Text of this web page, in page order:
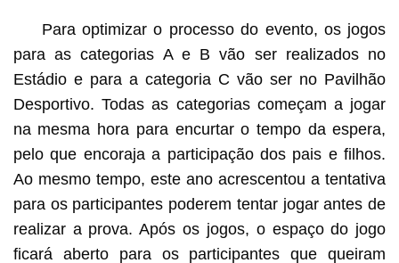
Para optimizar o processo do evento, os jogos
para as categorias A e B vão ser realizados no
Estádio e para a categoria C vão ser no Pavilhão
Desportivo. Todas as categorias começam a jogar
na mesma hora para encurtar o tempo da espera,
pelo que encoraja a participação dos pais e filhos.
Ao mesmo tempo, este ano acrescentou a tentativa
para os participantes poderem tentar jogar antes de
realizar a prova. Após os jogos, o espaço do jogo
ficará aberto para os participantes que queiram